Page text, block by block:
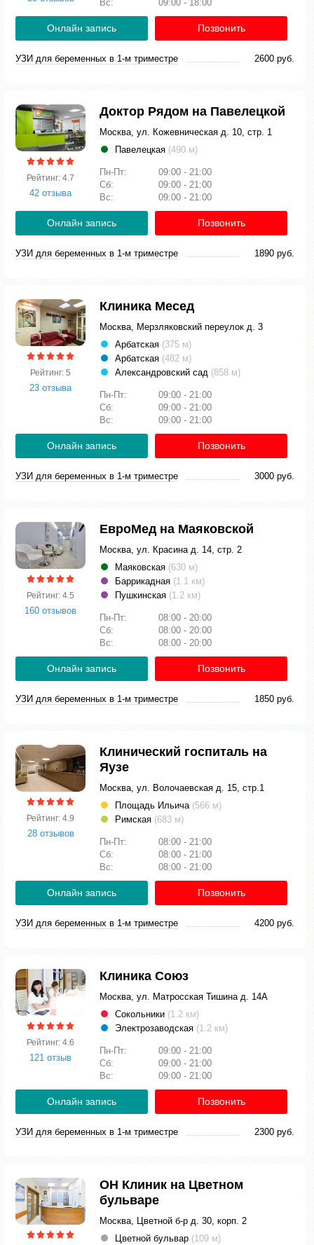
Вс: 09:00 - 18:00
Онлайн запись Позвонить
УЗИ для беременных в 1-м триместре 2600 руб.
Рейтинг: 4.7
42 отзыва
Доктор Рядом на Павелецкой
Москва, ул. Кожевническая д. 10, стр. 1
Павелецкая (490 м)
Пн-Пт:
09:00 - 21:00
Сб:
09:00 - 21:00
Вс:
09:00 - 21:00
Онлайн запись Позвонить
УЗИ для беременных в 1-м триместре 1890 руб.
Рейтинг: 5
23 отзыва
Клиника Месед
Москва, Мерзляковский переулок д. 3
Арбатская (375 м)
Арбатская (482 м)
Александровский сад (858 м)
Пн-Пт:
09:00 - 21:00
Сб:
09:00 - 21:00
Вс:
09:00 - 21:00
Онлайн запись Позвонить
УЗИ для беременных в 1-м триместре 3000 руб.
Рейтинг: 4.5
160 отзывов
ЕвроМед на Маяковской
Москва, ул. Красина д. 14, стр. 2
Маяковская (630 м)
Баррикадная (1.1 км)
Пушкинская (1.2 км)
Пн-Пт:
08:00 - 20:00
Сб:
08:00 - 20:00
Вс:
08:00 - 20:00
Онлайн запись Позвонить
УЗИ для беременных в 1-м триместре 1850 руб.
Рейтинг: 4.9
28 отзывов
Клинический госпиталь на
Яузе
Москва, ул. Волочаевская д. 15, стр.1
Площадь Ильича (566 м)
Римская (683 м)
Пн-Пт:
08:00 - 21:00
Сб:
08:00 - 21:00
Вс:
08:00 - 21:00
Онлайн запись Позвонить
УЗИ для беременных в 1-м триместре 4200 руб.
Рейтинг: 4.6
121 отзыв
Клиника Союз
Москва, ул. Матросская Тишина д. 14А
Сокольники (1.2 км)
Электрозаводская (1.2 км)
Пн-Пт:
09:00 - 21:00
Сб:
09:00 - 21:00
Вс:
09:00 - 21:00
Онлайн запись Позвонить
УЗИ для беременных в 1-м триместре 2300 руб.
ОН Клиник на Цветном
бульваре
Москва, Цветной б-р д. 30, корп. 2
Цветной бульвар (109 м)